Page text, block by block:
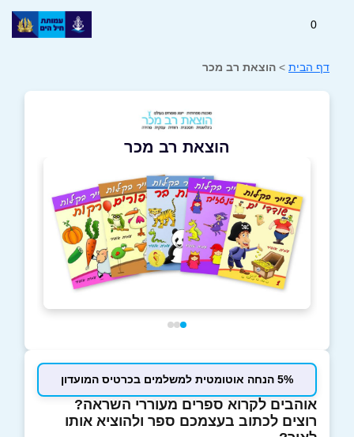
0
דף הבית > הוצאת רב מכר
הוצאת רב מכר
5% הנחה אוטומטית למשלמים בכרטיס המועדון
אוהבים לקרוא ספרים מעוררי השראה?
רוצים לכתוב בעצמכם ספר ולהוציא אותו